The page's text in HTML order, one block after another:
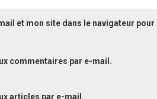
et mon site dans le navigateur
commentaires par e-mail.
articles par e-mail.